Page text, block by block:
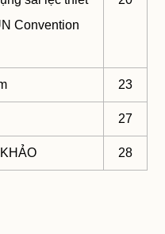
Convention
23
27
28